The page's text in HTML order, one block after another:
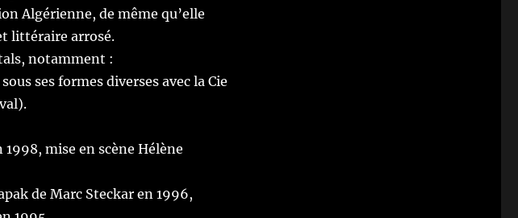
Algérienne, de même qu’elle
littéraire arrosé.
notamment :
sous ses formes diverses avec la Cie
mise en scène Hélène
de Marc Steckar en 1996,